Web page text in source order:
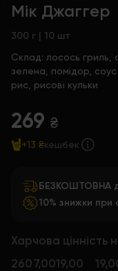
Мік Джаггер
300 г | 10 шт
Склад: лосось гриль,
зелена, помідор, соус
рис, рисові кульки
269 ₴
+13 ₴кешбек
БЕЗКОШТОВНА
10% знижки при
Харчова цінність
2607,0019,00